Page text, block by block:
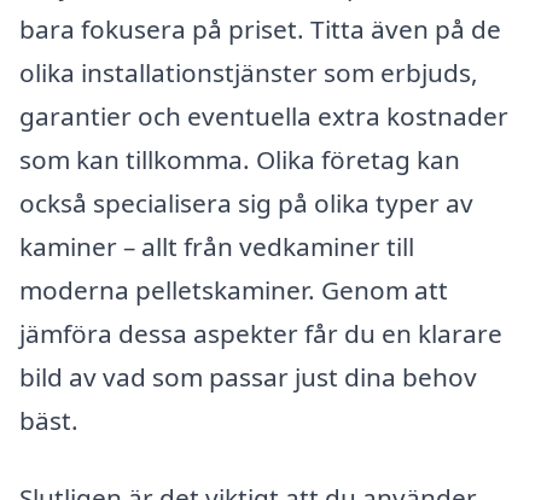
bara fokusera på priset. Titta även på de
olika installationstjänster som erbjuds,
garantier och eventuella extra kostnader
som kan tillkomma. Olika företag kan
också specialisera sig på olika typer av
kaminer – allt från vedkaminer till
moderna pelletskaminer. Genom att
jämföra dessa aspekter får du en klarare
bild av vad som passar just dina behov
bäst.